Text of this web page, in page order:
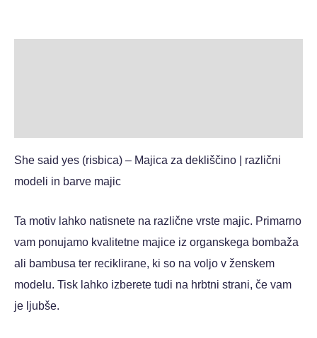
She said yes (risbica) – Majica za dekliščino
| različni
modeli in barve majic
Ta motiv lahko natisnete na različne vrste majic. Primarno
vam ponujamo kvalitetne majice iz organskega bombaža
ali bambusa ter reciklirane, ki so na voljo v ženskem
modelu. Tisk lahko izberete tudi na hrbtni strani, če vam
je ljubše.